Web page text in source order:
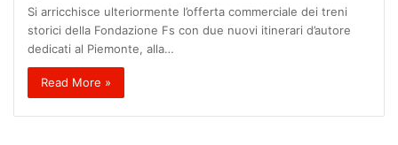
Si arricchisce ulteriormente l’offerta commerciale dei treni
storici della Fondazione Fs con due nuovi itinerari d’autore
dedicati al Piemonte, alla…
Read More »